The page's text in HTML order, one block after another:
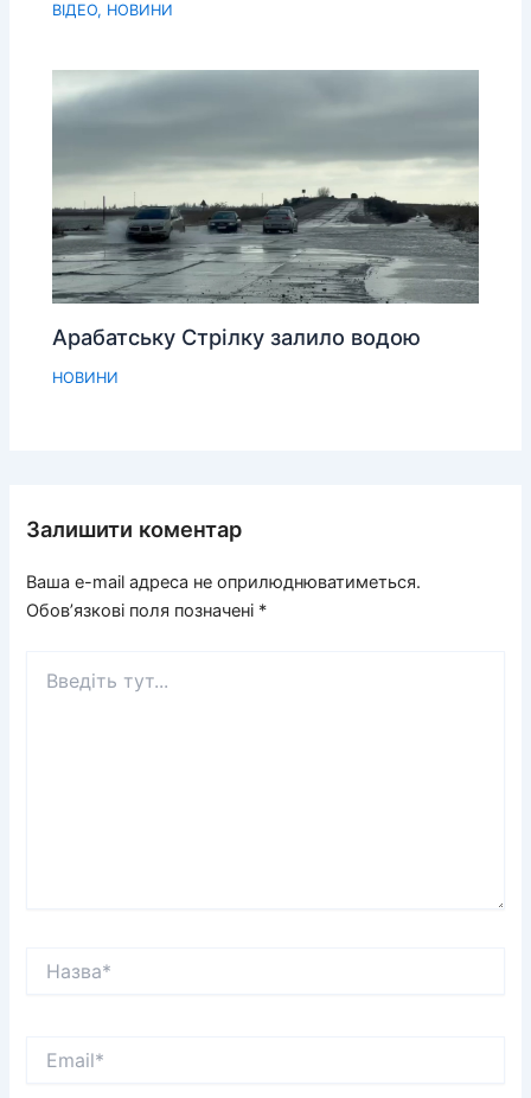
ВІДЕО, НОВИНИ
Арабатську Стрілку залило водою
НОВИНИ
Залишити коментар
Ваша e-mail адреса не оприлюднюватиметься.
Обов’язкові поля позначені *
тут...